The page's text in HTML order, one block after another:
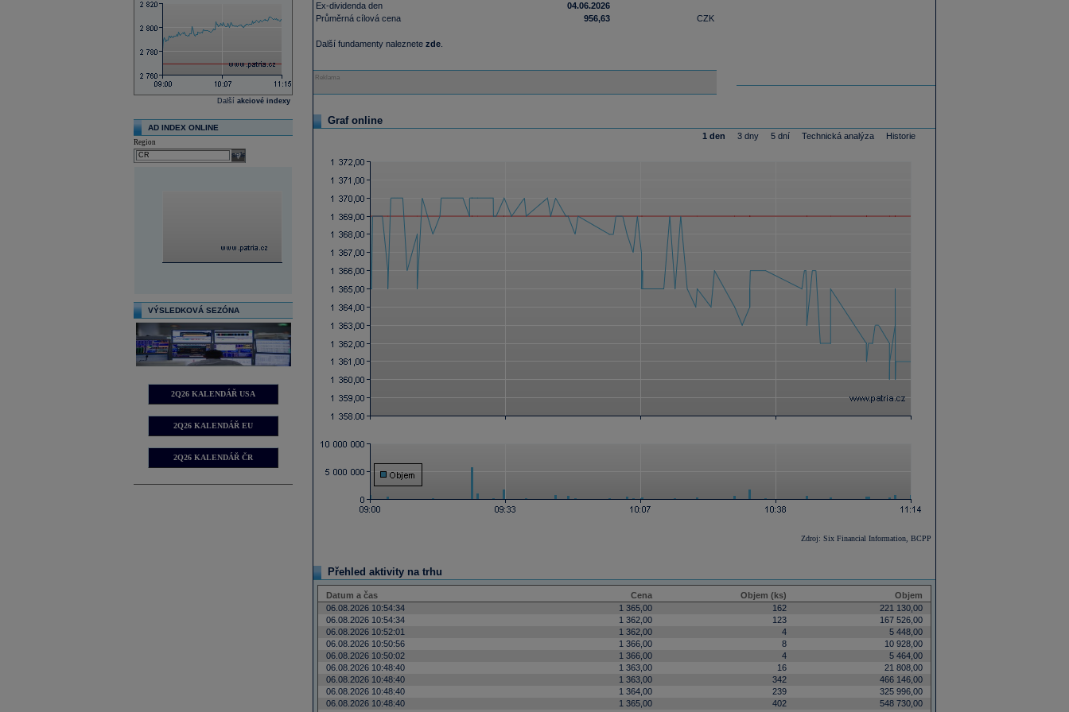
Další akciové indexy
AD INDEX ONLINE
Region
select
VÝSLEDKOVÁ SEZÓNA
2Q26 KALENDÁŘ USA
2Q26 KALENDÁŘ EU
2Q26 KALENDÁŘ ČR
Ex-dividenda den
04.06.2026
Průměrná cílová cena
956,63 CZK
Další fundamenty naleznete zde.
Reklama
Graf online
1 den 3 dny 5 dní Technická analýza Historie
Zdroj: Six Financial Information, BCPP
Přehled aktivity na trhu
Datum a čas Cena Objem (ks)
Objem
06.08.2026 10:54:34
1 365,00 162
221 130,00
06.08.2026 10:54:34
1 362,00 123
167 526,00
06.08.2026 10:52:01
1 362,00 4
5 448,00
06.08.2026 10:50:56
1 366,00 8
10 928,00
06.08.2026 10:50:02
1 366,00 4
5 464,00
06.08.2026 10:48:40
1 363,00 16
21 808,00
06.08.2026 10:48:40
1 363,00 342
466 146,00
06.08.2026 10:48:40
1 364,00 239
325 996,00
06.08.2026 10:48:40
1 365,00 402
548 730,00